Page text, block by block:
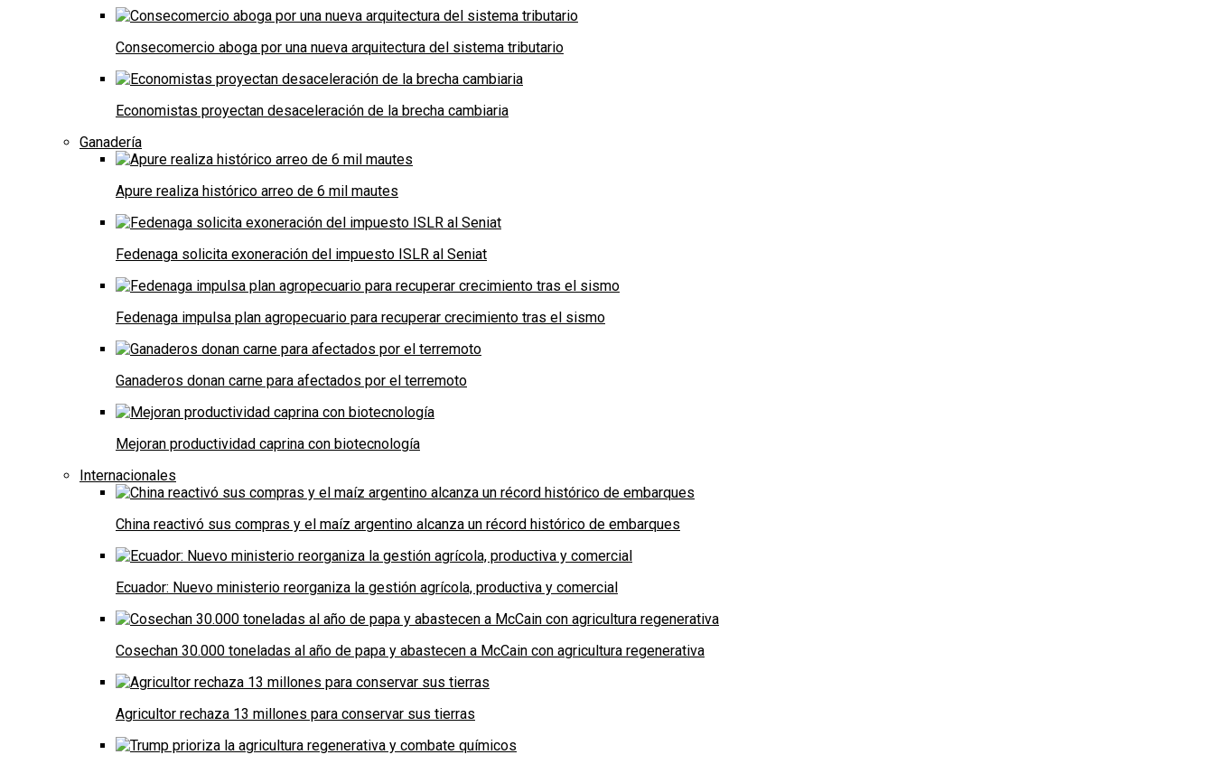
Consecomercio aboga por una nueva arquitectura del sistema tributario
Economistas proyectan desaceleración de la brecha cambiaria
Ganadería
Apure realiza histórico arreo de 6 mil mautes
Fedenaga solicita exoneración del impuesto ISLR al Seniat
Fedenaga impulsa plan agropecuario para recuperar crecimiento tras el sismo
Ganaderos donan carne para afectados por el terremoto
Mejoran productividad caprina con biotecnología
Internacionales
China reactivó sus compras y el maíz argentino alcanza un récord histórico de embarques
Ecuador: Nuevo ministerio reorganiza la gestión agrícola, productiva y comercial
Cosechan 30.000 toneladas al año de papa y abastecen a McCain con agricultura regenerativa
Agricultor rechaza 13 millones para conservar sus tierras